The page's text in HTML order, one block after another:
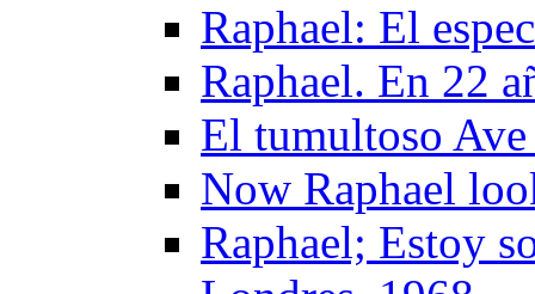
Raphael: El
Raphael. En 22
El tumultoso
Now Raphael
Raphael; Estoy